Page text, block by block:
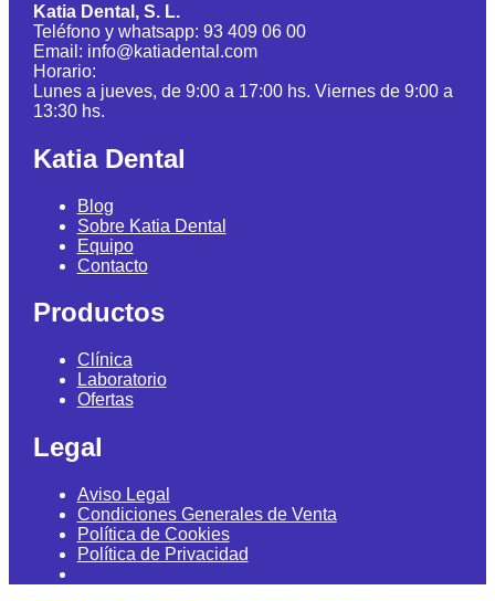
Katia Dental, S. L.
Teléfono y whatsapp: 93 409 06 00
Email: info@katiadental.com
Horario:
Lunes a jueves, de 9:00 a 17:00 hs. Viernes de 9:00 a
13:30 hs.
Katia Dental
Blog
Sobre Katia Dental
Equipo
Contacto
Productos
Clínica
Laboratorio
Ofertas
Legal
Aviso Legal
Condiciones Generales de Venta
Política de Cookies
Política de Privacidad